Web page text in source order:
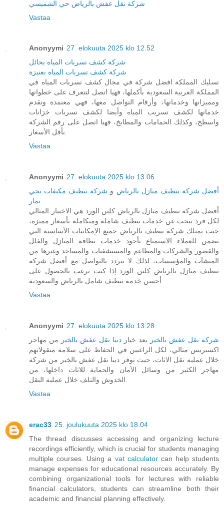
شركة نقل عفش بالرياض حي الشميسي
Vastaa
Anonyymi 27. elokuuta 2025 klo 12.52
شركة كشف تسربات المياه بحائل
شركة كشف تسربات المياه بعنيزة
تسليك المملكة افضل شركة في مجال كشف تسربات المياه في
المملكة العربية السعودية بأكملها، فهيا اتصل لتتعرف على خطواتها
ومميزاتها وخدماتها، وأرقام التواصل معها، فهي معتمدة وتقدم
خدماتها لكشف تسريب المياه وأيضا لكشف تسربات خزانات
واسطح، وكذلك الحمامات والمطابخ، فهيا اتصل على رقم الشركة
بأقل الأسعار.
Vastaa
Anonyymi 27. elokuuta 2025 klo 13.06
أفضل شركة تنظيف منازل بالرياض و شركة تنظيف مكيفات بحي
نمار
أفضل شركة تنظيف منازل بالرياض كلين الورد هي الاختيار المثالي
لكل فرد يبحث عن خدمات تنظيف شاملة ومتكاملة بأسعار مميزة،
حيث تمتلك شركة تنظيف بالرياض جميع الإمكانيات الأساسية التي
تضمن للعملاء الاستمتاع بأجود خدمات نظافة المنازل والفلل
والقصور والشركات والمطاعم والمستشفيات والمساجد وغيرها من
المنشآت والمؤسسات، لذلك لا تتردد بالتواصل مع أفضل شركة
تنظيف منازل بالرياض كلين الورد إذا كنت ترغب بالحصول على
أحسن خدمة تنظيف شامل بالرياض والسعودية.
Vastaa
Anonyymi 27. elokuuta 2025 klo 13.28
شركة نقل عفش بالخبر
يعد خيار دينا نقل عفش بالخبر
من مهاجر
اكسبريس مثالي، لكل الراغبين في الحفاظ على سلامة منقولاتهم
خلال عملية نقل الاثاث، حيث توفر دينا نقل عفش بالخبر من شركة
مهاجر الكثير من وسائل الأمان والحماية للاثاث داخلها، من
الخدوش والتلف خلال عملية النقل.
Vastaa
erac33 25. joulukuuta 2025 klo 18.04
The thread discusses accessing and organizing lecture
recordings efficiently, which is crucial for students managing
multiple courses. Using a vat calculatorcan help students
manage expenses for educational resources accurately. By
combining organizational tools for lectures with reliable
financial calculators, students can streamline both their
academic and financial planning effectively.